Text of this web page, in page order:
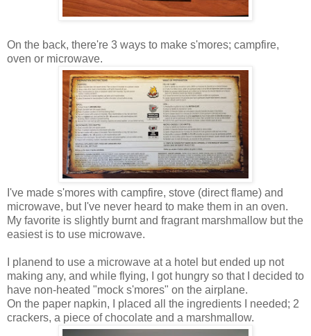
On the back, there're 3 ways to make s'mores; campfire,
oven or microwave.
I've made s'mores with campfire, stove (direct flame) and
microwave, but I've never heard to make them in an oven.
My favorite is slightly burnt and fragrant marshmallow but the
easiest is to use microwave.
I planend to use a microwave at a hotel but ended up not
making any, and while flying, I got hungry so that I decided to
have non-heated "mock s'mores" on the airplane.
On the paper napkin, I placed all the ingredients I needed; 2
crackers, a piece of chocolate and a marshmallow.